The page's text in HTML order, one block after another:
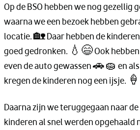
Op de BSO hebben we nog gezellig
waarna we een bezoek hebben
locatie. 🏡 Daar hebben de
goed gedronken. 💧😄 Ook
even de auto gewassen 🚗🧽 en
kregen de kinderen nog een ijsje. 🍦
Daarna zijn we teruggegaan naar de
kinderen al snel werden opgehaald